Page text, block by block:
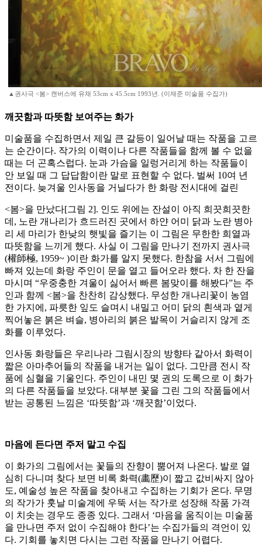
▲권사극 <봄> 캔버스에 유채 53cm x 45.5cm 1993년. (이재준 미술품 수집가)
깨끗함과 따뜻함 보여주는 화가
미술품을 수집하면서 제일 큰 갈등이 일어날 때는 작품을 고르
는 순간이다. 작가의 이력이나 다른 작품들을 함께 볼 수 없을
때는 더 곤혹스럽다. 눈과 가슴을 일렁거리게 하는 작품들이
안 보일 때 그 답답함이란 말로 표현할 수 없다. 벌써 10여 년
전이다. 늦겨울 인사동을 거닐다가 한 화랑 전시대에 걸린
<봄>을 만났다[그림 2]. 인도 위에는 잔설이 아직 희끗희끗한
데, 노란 개나리가 흐드러진 곳에서 하얀 어미 닭과 노란 병아
리 세 마리가 한낮의 햇빛을 즐기는 이 그림은 무한한 희열과
따뜻함을 느끼게 했다. 사실 이 그림을 만나기 전까지 권사극
(權師極, 1959~ )이란 화가를 알지 못했다. 한참을 서서 그림에
빠져 있는데 화랑 주인이 문을 열고 들어오라 했다. 차 한 잔을
마시며 “우중충한 겨울이 싫어서 빠른 봄맞이를 해봤다”는 주
인과 함께 <봄>을 찬찬히 감상했다. 무성한 개나리꽃이 농염
한 가지에, 파릇한 잎도 슬며시 내밀고 어미 닭의 흰색과 옅게
찍어놓은 붉은 벼슬, 병아리의 붉은 발목이 거슬리지 않게 조
화를 이루었다.
인사동 화랑들은 우리나라 그림시장의 방향타 같아서 화력이
짧은 아마추어들의 작품을 내거는 일이 없다. 그만큼 전시 작
품에 심혈을 기울인다. 주인이 내민 몇 권의 도록으로 이 화가
의 다른 작품들을 보았다. 대부분 꽃을 그린 그의 작품들에서
받는 공통된 느낌은 ‘따뜻함’과 ‘깨끗함’이었다.
마음에 든다면 주저 말고 수집
이 화가의 그림에서는 꽃들의 잔향이 뿜어져 나온다. 발로 열
심히 다니며 찾다 보면 비록 화력(畵歷)이 짧고 값비싸지 않아
도, 예술성 높은 작품을 찾아내고 수집하는 기회가 온다. 무명
의 작가가 훗날 미술계에 우뚝 서는 작가로 성장해 작품 가격
이 치솟는 경우도 종종 있다. 그래서 ‘마음을 움직이는 미술품
을 만나면 주저 없이 수집해야 한다’는 수집가들의 격언이 있
다. 기회를 놓치면 다시는 그런 작품을 만나기 어렵다.